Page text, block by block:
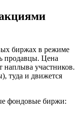
биржах в режиме
продавцы. Цена
наплыва участников.
туда и движется
фондовые биржи: